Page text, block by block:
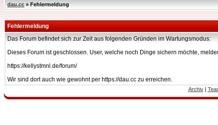
dau.cc » Fehlermeldung
Fehlermeldung
Das Forum befindet sich zur Zeit aus folgenden Gründen im Wartungsmodus:
Dieses Forum ist geschlossen. User, welche noch Dinge sichern möchte,
https://kellystmnl.de/forum/
Wir sind dort auch wie gewohnt per https://dau.cc zu erreichen.
Archiv|